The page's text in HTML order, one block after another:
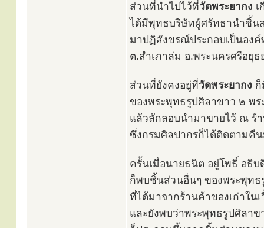
ส่วนที่นำไปไว้ที่วัดพระยากง
ได้มีพุทธบริษัทผู้ศรัทธานำชิ้น
มาปฏิสังขรณ์ประกอบเป็นอง
ต.สำเภาล่ม อ.พระนครศรีอยุ
ส่วนที่ยังคงอยู่ที่วัดพระยากง ก็
ของพระพุทธรูปศิลาขาว ๒ พร
แล้วลักลอบนำมาขายไว้ ณ ร้า
ซึ่งกรมศิลปากรก็ได้ติดตามคื
ครั้นเมื่อนายธนิต อยู่โพธิ์ อธิ
ก็พบชิ้นส่วนอื่นๆ ของพระพุทธ
ที่ได้มาจากร้านค้าของเก่าใน
และยังพบว่าพระพุทธรูปศิลาข